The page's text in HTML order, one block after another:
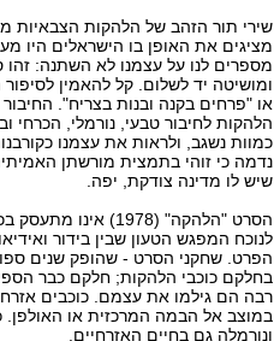
שירי תור הזהב של הלהקות הצבאיות
מציגים את האופן בו הישראלים היו
מספרים לנו על עצמנו לא השתנה:
ומושיטה יד לשלום. קל להאמין
או "פרחים בקנה ובנות בצריח".
הלהקות לחיבור טבעי, נורמלי,
כמוות נשגב, ולראות את עצמנו
נדמה כי זוהי בתמצית מורשתן
שיש לו מדינה צודקת, יפה.
הסרט "הלהקה"
לנוכח המפגש הטעון שבין בידור
הפרט. שחקני הסרט - שהופק שנים
בחלקם כוכבי הלהקות; חלקם כבר
רבה הם גילמו את עצמם. כוכבים
במוצב אל הבמה המרכזית או
ונורמלה גם בחיים האזרחיים.